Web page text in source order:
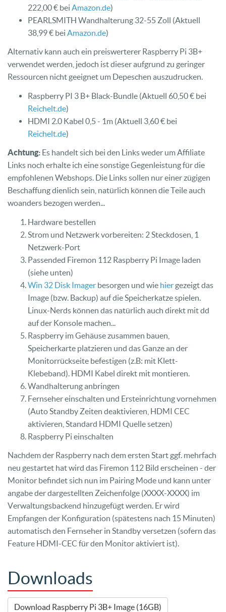
222,00 € bei Amazon.de)
PEARLSMITH Wandhalterung 32-55 Zoll (Aktuell
38,99 € bei Amazon.de)
Alternativ kann auch ein preiswerterer Raspberry Pi 3B+
verwendet werden, jedoch ist dieser aufgrund zu geringer
Ressourcen nicht geeignet um Depeschen auszudrucken.
Raspberry PI 3 B+ Black-Bundle (Aktuell 60,50 € bei
Reichelt.de)
HDMI 2.0 Kabel 0,5 - 1m (Aktuell 3,60 € bei
Reichelt.de)
Achtung: Es handelt sich bei den Links weder um Affiliate
Links noch erhalte ich eine sonstige Gegenleistung für die
empfohlenen Webshops. Die Links sollen nur einer zügigen
Beschaffung dienlich sein, natürlich können die Teile auch
woanders bezogen werden...
Hardware bestellen
Strom und Netzwerk vorbereiten: 2 Steckdosen, 1
Netzwerk-Port
Passended Firemon 112 Raspberry Pi Image laden
(siehe unten)
Win 32 Disk Imager besorgen und wie hier gezeigt das
Image (bzw. Backup) auf die Speicherkatze spielen.
Linux-Nerds können das natürlich auch direkt mit dd
auf der Konsole machen...
Raspberry im Gehäuse zusammen bauen,
Speicherkarte platzieren und das Ganze an der
Monitorrückseite befestigen (z.B: mit Klett-
Klebeband). HDMI Kabel direkt mit montieren.
Wandhalterung anbringen
Fernseher einschalten und Ersteinrichtung vornehmen
(Auto Standby Zeiten deaktivieren, HDMI CEC
aktivieren, Standard HDMI Quelle setzen)
Raspberry Pi einschalten
Nachdem der Raspberry nach dem ersten Start ggf. mehrfach
neu gestartet hat wird das Firemon 112 Bild erscheinen - der
Monitor befindet sich nun im Pairing Mode und kann unter
angabe der dargestellten Zeichenfolge (XXXX-XXXX) im
Verwaltungsbackend hinzugefügt werden. Er wird
Empfangen der Konfiguration (spätestens nach 15 Minuten)
automatisch den Fernseher in Standby versetzen (sofern das
Feature HDMI-CEC für den Monitor aktiviert ist).
Downloads
Download Raspberry Pi 3B+ Image (16GB)